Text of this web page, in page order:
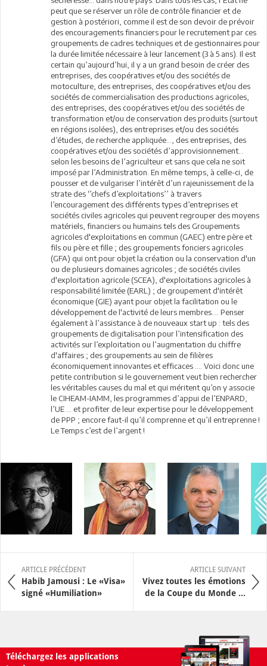
peut que se réserver un rôle de contrôle financier et de
gestion à postériori, comme il est de son devoir de prévoir
des encouragements financiers pour le recrutement par ces
groupements de cadres techniques et de gestionnaires pour
la durée limitée nécessaire à leur lancement (3 à 5 ans). Il est
certain qu’aujourd’hui, il y a un grand besoin de créer des
entreprises, des coopératives et/ou des sociétés de
motoculture, des entreprises, des coopératives et/ou des
sociétés de commercialisation des productions agricoles,
des entreprises, des coopératives et/ou des sociétés de
transformation et/ou de conservation des produits (surtout
en régions isolées), des entreprises et/ou des sociétés
d’études, de recherche appliquée…, des entreprises, des
coopératives et/ou des sociétés d’approvisionnement…
selon les besoins de l’agriculteur et sans que cela ne soit
imposé par l’Administration. En même temps, à celle-ci, de
pousser et de vulgariser l’intérêt d’un rajeunissement de la
strate des ‘’chefs d’exploitations’’ à travers
l’encouragement des différents types d’entreprises et
sociétés civiles agricoles qui peuvent regrouper des moyens
matériels, financiers ou humains tels des Groupements
agricoles d'exploitations en commun (GAEC) entre père et
fils ou père et fille ; des groupements fonciers agricoles
(GFA) qui ont pour objet la création ou la conservation d'un
ou de plusieurs domaines agricoles ; de sociétés civiles
d'exploitation agricole (SCEA), d'exploitations agricoles à
responsabilité limitée (EARL) ; de groupement d'intérêt
économique (GIE) ayant pour objet la facilitation ou le
développement de l'activité de leurs membres…. Penser
également à l’assistance à de nouveaux start up : tels des
groupements de digitalisation pour l’intensification des
activités sur l’exploitation ou l’augmentation du chiffre
d'affaires ; des groupements au sein de filières
économiquement innovantes et efficaces …. Voici donc une
petite contribution si le gouvernement veut bien rechercher
les véritables causes du mal et qui méritent qu’on y associe
le CIHEAM-IAMM, les programmes d’appui de l’ENPARD,
l’UE … et profiter de leur expertise pour le développement
de PPP ; encore faut-il qu’il comprenne et qu’il entreprenne !
Le Temps c’est de l’argent !
ARTICLE PRÉCÉDENT
Habib Jamousi : Le «Visa»
signé «Humiliation»
ARTICLE SUIVANT
Vivez toutes les émotions
de la Coupe du Monde ...
Téléchargez les applications